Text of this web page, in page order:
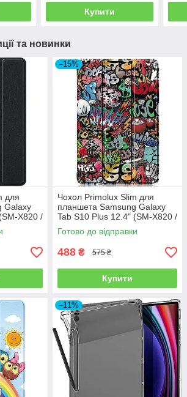
Купити
та новинки
для
Galaxy
X820 /
–15%
Чохол Primolux Slim для
планшета Samsung Galaxy
Tab S10 Plus 12.4" (SM-X820 /
SM-X826) - Graffiti
Готово до відправки
488 ₴ 575 ₴
Купити
–11%